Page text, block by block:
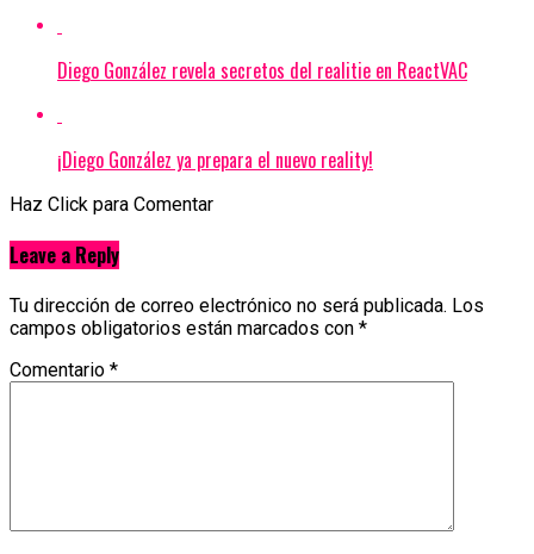
Diego González revela secretos del realitie en ReactVAC
¡Diego González ya prepara el nuevo reality!
Haz Click para Comentar
Leave a Reply
Tu dirección de correo electrónico no será publicada. Los
campos obligatorios están marcados con *
Comentario *